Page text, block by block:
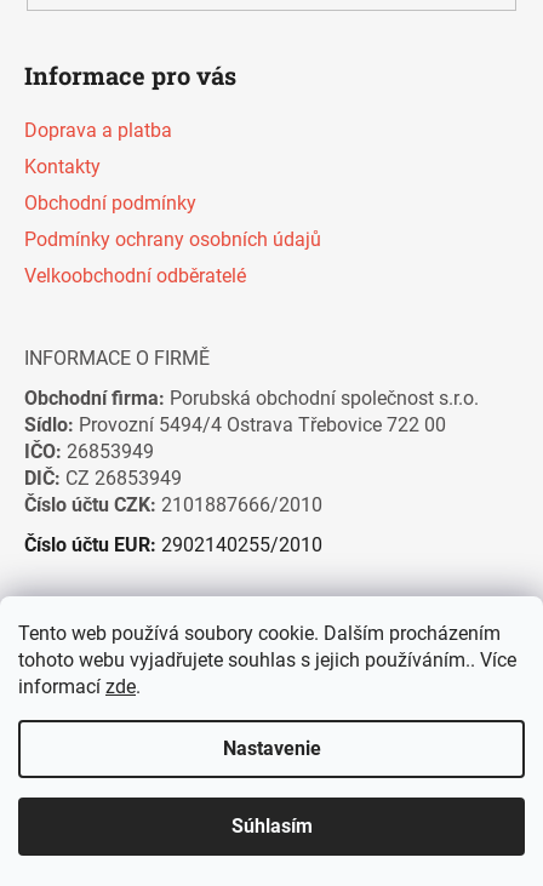
Tento web používá soubory cookie. Dalším procházením
tohoto webu vyjadřujete souhlas s jejich používáním.. Více
informací zde.
Nastavenie
Súhlasím
Informace pro vás
Doprava a platba
Kontakty
Obchodní podmínky
Podmínky ochrany osobních údajů
Velkoobchodní odběratelé
INFORMACE O FIRMĚ
Obchodní firma: Porubská obchodní společnost s.r.o.
Sídlo: Provozní 5494/4 Ostrava Třebovice 722 00
IČO: 26853949
DIČ: CZ 26853949
Číslo účtu CZK: 2101887666/2010
Číslo účtu EUR: 2902140255/2010